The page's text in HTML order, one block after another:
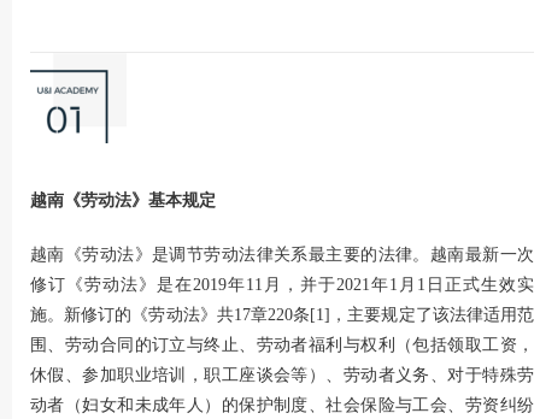
越南《劳动法》基本规定
越南《劳动法》是调节劳动法律关系最主要的法律。越南最新一次
修订《劳动法》是在2019年11月，并于2021年1月1日正式生效实
施。新修订的《劳动法》共17章220条[1]，主要规定了该法律适用范
围、劳动合同的订立与终止、劳动者福利与权利（包括领取工资，
休假、参加职业培训，职工座谈会等）、劳动者义务、对于特殊劳
动者（妇女和未成年人）的保护制度、社会保险与工会、劳资纠纷